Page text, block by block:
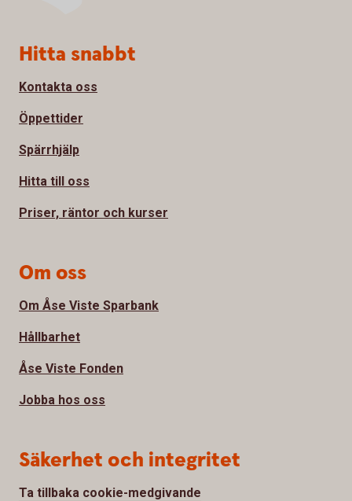
Sidfot
Hitta snabbt
Kontakta oss
Öppettider
Spärrhjälp
Hitta till oss
Priser, räntor och kurser
Om oss
Om Åse Viste Sparbank
Hållbarhet
Åse Viste Fonden
Jobba hos oss
Säkerhet och integritet
Ta tillbaka cookie-medgivande